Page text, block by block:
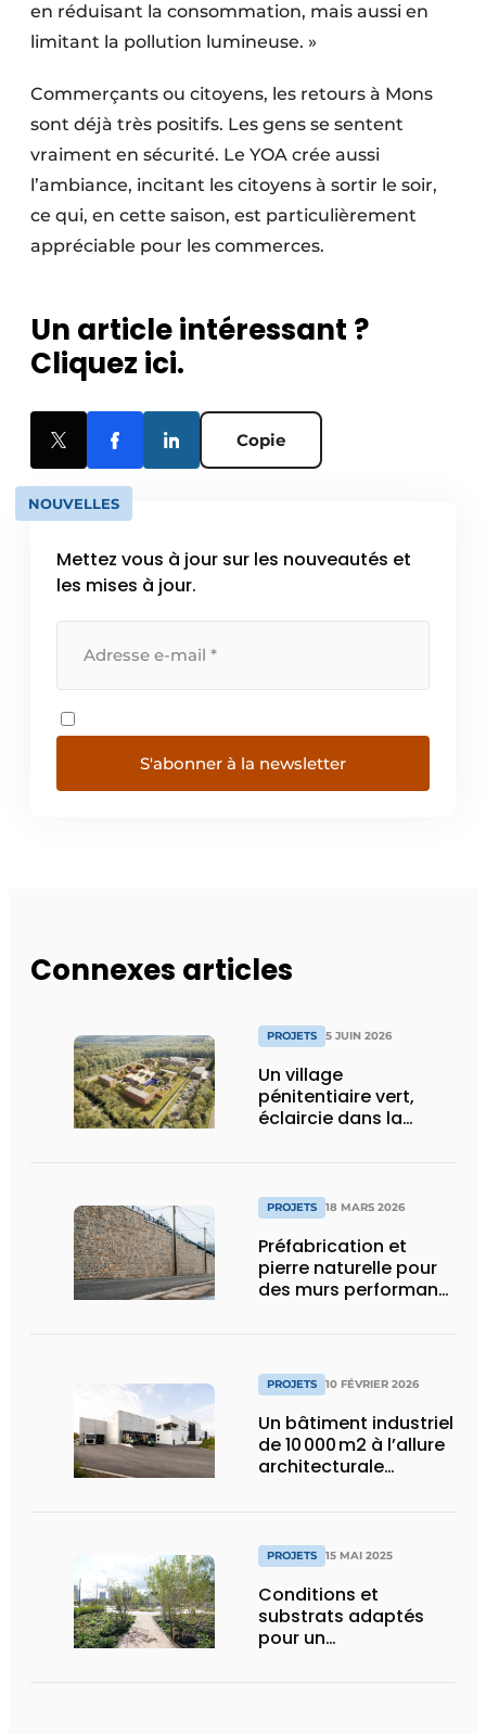
en réduisant la consommation, mais aussi en
limitant la pollution lumineuse. »
Commerçants ou citoyens, les retours à Mons
sont déjà très positifs. Les gens se sentent
vraiment en sécurité. Le YOA crée aussi
l’ambiance, incitant les citoyens à sortir le soir,
ce qui, en cette saison, est particulièrement
appréciable pour les commerces.
Un article intéressant ?
Cliquez ici.
Copie
NOUVELLES
Mettez vous à jour sur les nouveautés et
les mises à jour.
S'abonner à la newsletter
Connexes articles
PROJETS 5 JUIN 2026
Un village
pénitentiaire vert,
éclaircie dans la
PROJETS 18 MARS 2026
Préfabrication et
pierre naturelle pour
des murs performants
PROJETS 10 FÉVRIER 2026
Un bâtiment industriel
de 10 000 m2 à l’allure
architecturale
PROJETS 15 MAI 2025
Conditions et
substrats adaptés
pour un